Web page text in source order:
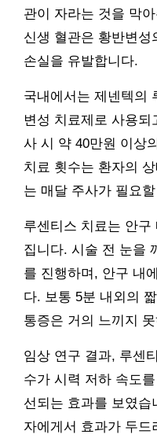
관이 자라는 것을 막
신생 혈관은 황반변성
손실을 유발합니다.
국내에서는 제넨텍의
변성 치료제로 사용
사 시 약 40만원 이상
치료 횟수는 환자의
는 매달 주사가 필요
루센티스 치료는 안구
집니다. 시술 전 눈을
를 진행하며, 안구 내
다. 보통 5분 내외의
통증은 거의 느끼지
임상 연구 결과, 루센
수가 시력 저하 속도
선되는 효과를 보였
자에게서 효과가 두드